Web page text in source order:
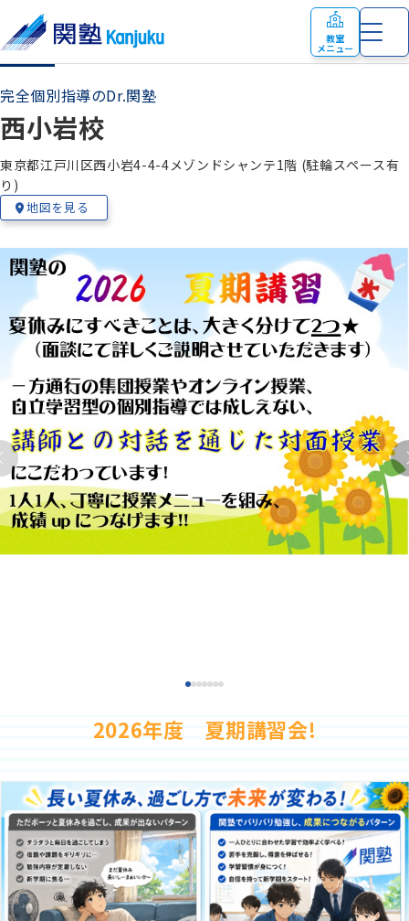
教室
メニュー
小学生の個別指導・少人数制指導
中学生の個別指導・少人数制指導
高校生の個別指導
完全個別指導 Dr. 関塾
少人数制指導 関塾
関塾について
お気軽にお問い合わせください！
無料体験授業
資料請求
お電話でのご相談はこちら
教室の特色 お知らせ
塾生の在籍校
講師紹介 合格実績
合格体験記 授業料
教室案内 よくあるご質問
お気軽にお問い合わせください！
無料体験授業
平日⇒15:00～22:00、土曜日⇒13:40～22:00
完全個別指導のDr.関塾
西小岩校
東京都江戸川区西小岩4-4-4メゾンドシャンテ1階 (駐輪スペース有
り)
地図を見る
2026年度 夏期講習会!